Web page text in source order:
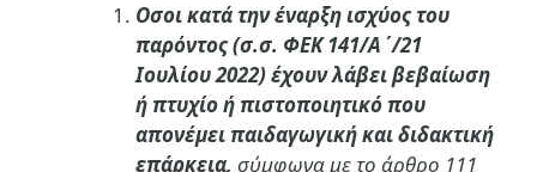
Οσοι κατά την έναρξη ισχύος του
παρόντος (σ.σ. ΦΕΚ 141/Α΄/21
Ιουλίου 2022)έχουν λάβει βεβαίωση
ή πτυχίο ή πιστοποιητικό που
απονέμει παιδαγωγική και διδακτική
επάρκεια, σύμφωνα με το άρθρο 111